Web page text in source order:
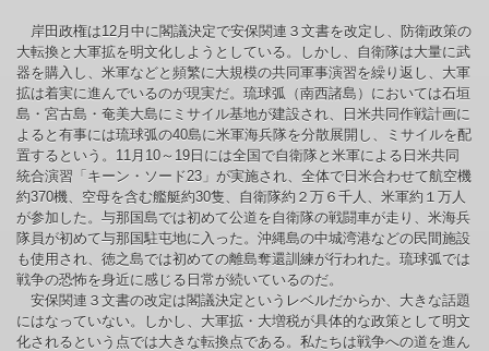
岸田政権は12月中に閣議決定で安保関連３文書を改定し、防衛政策の
大転換と大軍拡を明文化しようとしている。しかし、自衛隊は大量に武
器を購入し、米軍などと頻繁に大規模の共同軍事演習を繰り返し、大軍
拡は着実に進んでいるのが現実だ。琉球弧（南西諸島）においては石垣
島・宮古島・奄美大島にミサイル基地が建設され、日米共同作戦計画に
よると有事には琉球弧の40島に米軍海兵隊を分散展開し、ミサイルを配
置するという。11月10～19日には全国で自衛隊と米軍による日米共同
統合演習「キーン・ソード23」が実施され、全体で日米合わせて航空機
約370機、空母を含む艦艇約30隻、自衛隊約２万６千人、米軍約１万人
が参加した。与那国島では初めて公道を自衛隊の戦闘車が走り、米海兵
隊員が初めて与那国駐屯地に入った。沖縄島の中城湾港などの民間施設
も使用され、徳之島では初めての離島奪還訓練が行われた。琉球弧では
戦争の恐怖を身近に感じる日常が続いているのだ。
安保関連３文書の改定は閣議決定というレベルだからか、大きな話題
にはなっていない。しかし、大軍拡・大増税が具体的な政策として明文
化されるという点では大きな転換点である。私たちは戦争への道を進ん